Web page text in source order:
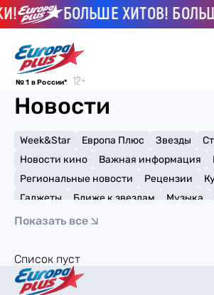
БОЛЬШЕ ХИТОВ!
№ 1 в России*
Новости
Week&Star Европа Плюс Звезды
Новости кино
Важная информация
Региональные новости
Рецензии
Гаджеты
Ближе к звездам Музыка
Мемы и тренды
Показать все
Список пуст